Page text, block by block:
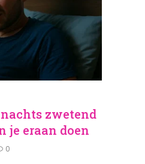
nachts zwetend
je eraan doen
0